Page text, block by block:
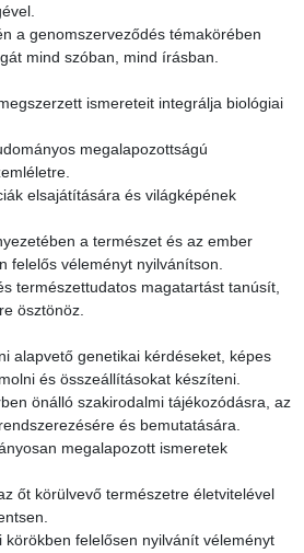
a genomszerveződés témakörében
mind szóban, mind írásban.
ismereteit integrálja biológiai
megalapozottságú
elsajátítására és világképének
a természet és az ember
felelős véleményt nyilvánítson.
természettudatos magatartást tanúsít,
ösztönöz.
alapvető genetikai kérdéseket, képes
és összeállításokat készíteni.
önálló szakirodalmi tájékozódásra, az
és bemutatására.
megalapozott ismeretek
őt körülvevő természetre életvitelével
körökben felelősen nyilvánít véleményt